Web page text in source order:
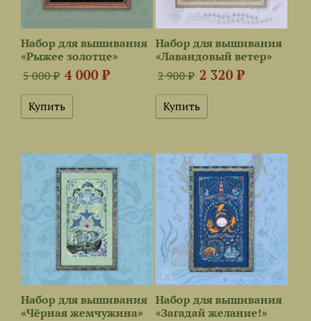
Набор для вышивания
«Рыжее золотце»
5 000 ₽ 4 000 ₽
Набор для вышивания
«Лавандовый ветер»
2 900 ₽ 2 320 ₽
Набор для вышивания
«Чёрная жемчужина»
Набор для вышивания
«Загадай желание!»